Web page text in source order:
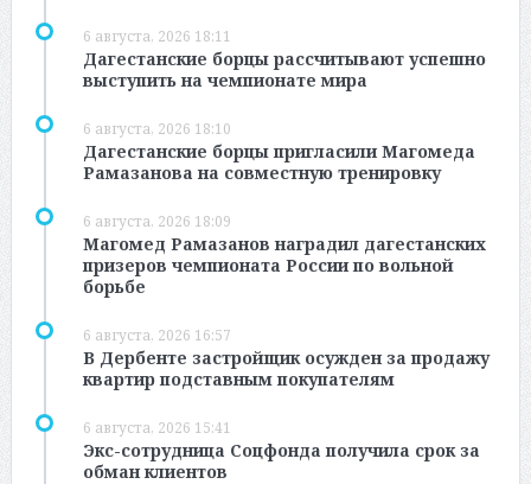
6 августа, 2026 18:11
Дагестанские борцы рассчитывают успешно
выступить на чемпионате мира
6 августа, 2026 18:10
Дагестанские борцы пригласили Магомеда
Рамазанова на совместную тренировку
6 августа, 2026 18:09
Магомед Рамазанов наградил дагестанских
призеров чемпионата России по вольной
борьбе
6 августа, 2026 16:57
В Дербенте застройщик осужден за продажу
квартир подставным покупателям
6 августа, 2026 15:41
Экс-сотрудница Соцфонда получила срок за
обман клиентов